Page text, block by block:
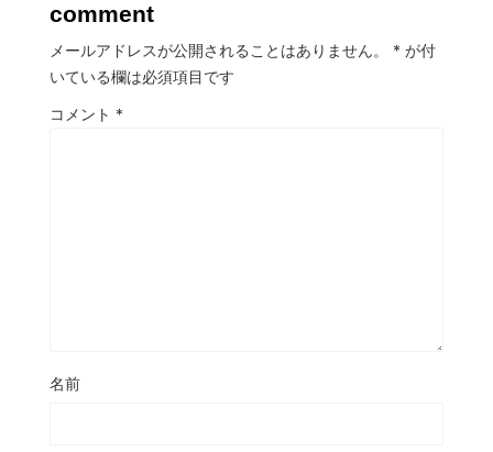
comment
メールアドレスが公開されることはありません。 * が付
いている欄は必須項目です
コメント *
名前